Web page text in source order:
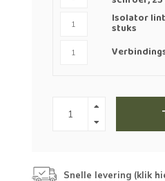
Isolator
stuks
Snelle levering (klik